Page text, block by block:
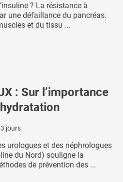
? La résistance à
une défaillance du pancréas.
et du tissu ...
: Sur l’importance
jours
urologues et des néphrologues
du Nord) souligne la
de prévention des ...